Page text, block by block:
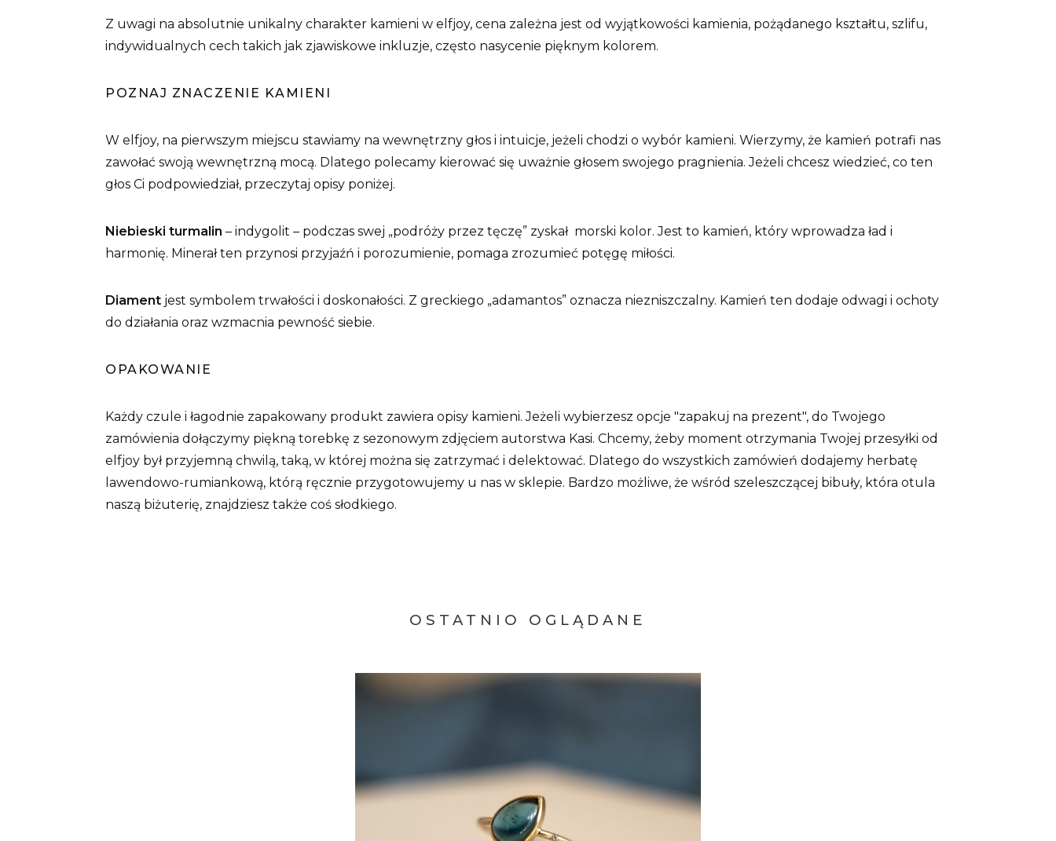
Z uwagi na absolutnie unikalny charakter kamieni w elfjoy, cena zależna jest od wyjątkowości kamienia, pożądanego kształtu, szlifu,
indywidualnych cech takich jak zjawiskowe inkluzje, często nasycenie pięknym kolorem.
POZNAJ ZNACZENIE KAMIENI
W elfjoy, na pierwszym miejscu stawiamy na wewnętrzny głos i intuicje, jeżeli chodzi o wybór kamieni. Wierzymy, że kamień potrafi nas
zawołać swoją wewnętrzną mocą. Dlatego polecamy kierować się uważnie głosem swojego pragnienia. Jeżeli chcesz wiedzieć, co ten
głos Ci podpowiedział, przeczytaj opisy poniżej.
Niebieski turmalin– indygolit – podczas swej „podróży przez tęczę” zyskał morski kolor. Jest to kamień, który wprowadza ład i
harmonię. Minerał ten przynosi przyjaźń i porozumienie, pomaga zrozumieć potęgę miłości.
Diament jest symbolem trwałości i doskonałości. Z greckiego „adamantos” oznacza niezniszczalny. Kamień ten dodaje odwagi i ochoty
do działania oraz wzmacnia pewność siebie.
OPAKOWANIE
Każdy czule i łagodnie zapakowany produkt zawiera opisy kamieni. Jeżeli wybierzesz opcje "zapakuj na prezent", do Twojego
zamówienia dołączymy piękną torebkę z sezonowym zdjęciem autorstwa Kasi. Chcemy, żeby moment otrzymania Twojej przesyłki od
elfjoy był przyjemną chwilą, taką, w której można się zatrzymać i delektować. Dlatego do wszystkich zamówień dodajemy herbatę
lawendowo-rumiankową, którą ręcznie przygotowujemy u nas w sklepie. Bardzo możliwe, że wśród szeleszczącej bibuły, która otula
naszą biżuterię, znajdziesz także coś słodkiego.
OSTATNIO OGLĄDANE